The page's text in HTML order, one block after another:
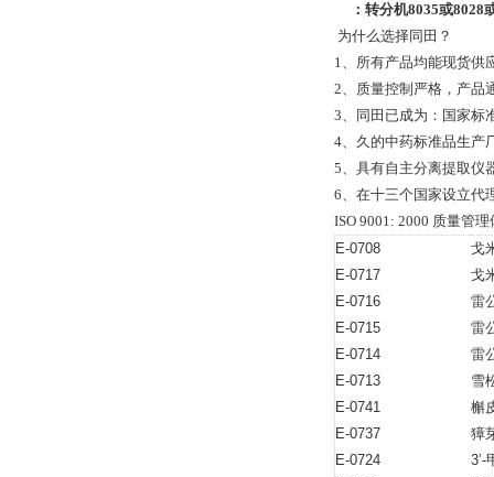
： 转分机8035或8028
为什么选择同田？
1、所有产品均能现货供
2、质量控制严格，产品
3、同田已成为：国家标
4、久的中药标准品生产
5、具有自主分离提取
6、在十三个国家设立代
ISO 9001: 2000 质量管
E-0708
戈
E-0717
戈
E-0716
雷
E-0715
雷
E-0714
雷
E-0713
雪
E-0741
槲
E-0737
獐
E-0724
3’-